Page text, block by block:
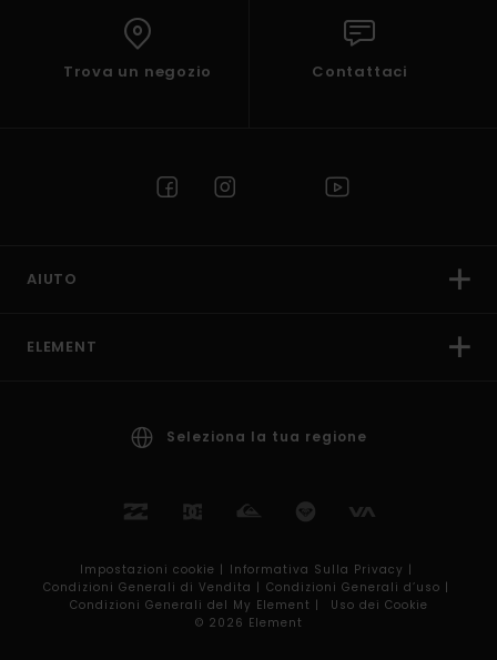
Trova un negozio Contattaci
AIUTO
ELEMENT
Seleziona la tua regione
Impostazioni cookie | Informativa Sulla Privacy |
Condizioni Generali di Vendita | Condizioni Generali d’uso |
Condizioni Generali del My Element |
Uso dei Cookie
© 2026 Element